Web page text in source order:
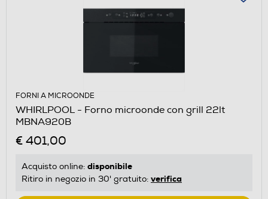
FORNI A MICROONDE
WHIRLPOOL - Forno microonde con grill 22lt
MBNA920B
€ 401,00
Acquisto online: disponibile
Ritiro in negozio in 30' gratuito: verifica